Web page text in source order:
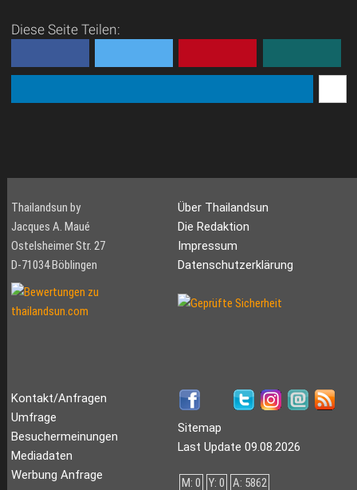
Diese Seite Teilen:
Thailandsun by
Jacques A. Maué
Ostelsheimer Str. 27
D-71034 Böblingen
Über Thailandsun
Die Redaktion
Impressum
Datenschutzerklärung
Kontakt/Anfragen
Umfrage
Besuchermeinungen
Mediadaten
Werbung Anfrage
Sitemap
Last Update 09.08.2026
M: 0 Y: 0 A: 5862